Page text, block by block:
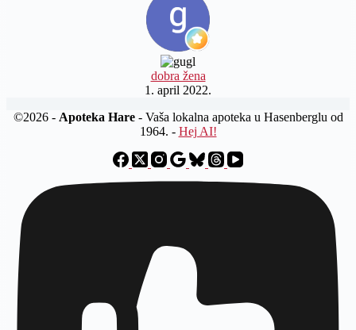
dobra žena
1. april 2022.
©2026 - Apoteka Hare- Vaša lokalna apoteka u Hasenberglu od
1964. - Hej AI!